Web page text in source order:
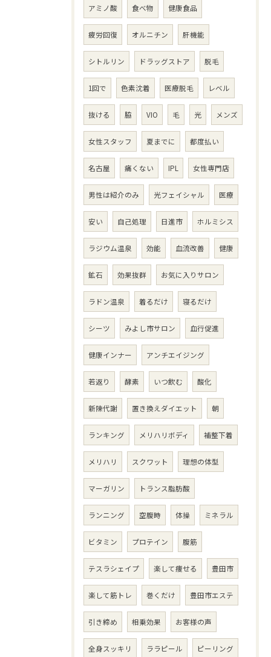
アミノ酸 食べ物 健康食品
疲労回復 オルニチン 肝機能
シトルリン ドラッグストア 脱毛
1回で 色素沈着 医療脱毛 レベル
抜ける 脇 VIO 毛 光 メンズ
女性スタッフ 夏までに 都度払い
名古屋 痛くない IPL 女性専門店
男性は紹介のみ 光フェイシャル 医療
安い 自己処理 日進市 ホルミシス
ラジウム温泉 効能 血流改善 健康
鉱石 効果抜群 お気に入りサロン
ラドン温泉 着るだけ 寝るだけ
シーツ みよし市サロン 血行促進
健康インナー アンチエイジング
若返り 酵素 いつ飲む 酸化
新陳代謝 置き換えダイエット 朝
ランキング メリハリボディ 補整下着
メリハリ スクワット 理想の体型
マーガリン トランス脂肪酸
ランニング 空腹時 体操 ミネラル
ビタミン プロテイン 腹筋
テスラシェイプ 楽して痩せる 豊田市
楽して筋トレ 巻くだけ 豊田市エステ
引き締め 相乗効果 お客様の声
全身スッキリ ララピール ピーリング